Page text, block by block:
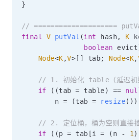
}
// ====================
final
V putVal (int hash, K
boolean evict
Node<K,V> [ ] tab; Node<K,
// 1. 初始化 table（延迟初
if
( (tab = table) ==
        n
= (tab = resize( ) )
// 2. 定位桶，桶为空则直接
if
( (p = tab [i = ( n - 1)